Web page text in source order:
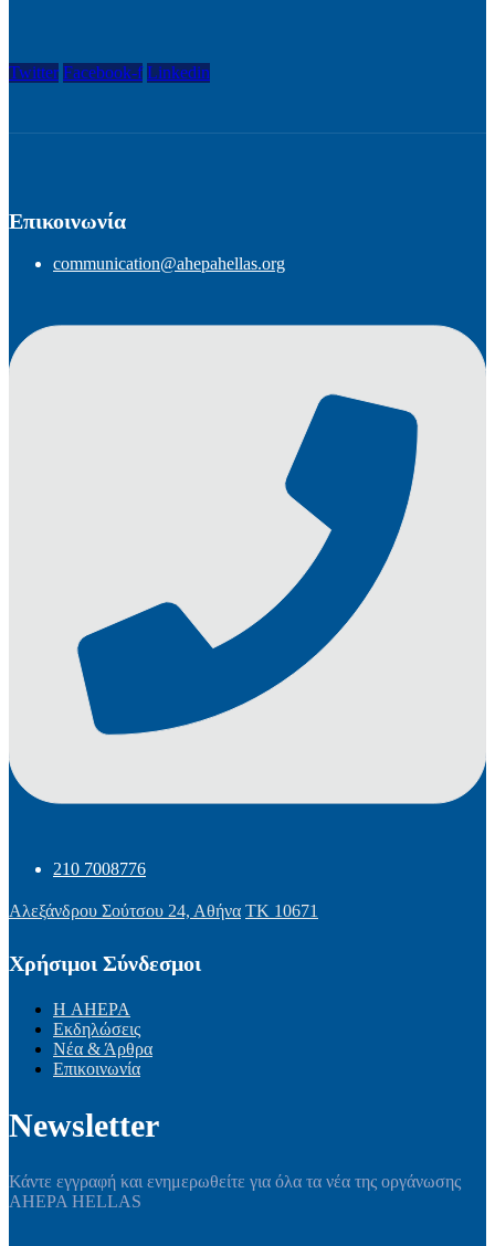
Twitter Facebook-f Linkedin
Επικοινωνία
communication@ahepahellas.org
210 7008776
Αλεξάνδρου Σούτσου 24, Αθήνα ΤΚ 10671
Χρήσιμοι Σύνδεσμοι
Η AHEPA
Εκδηλώσεις
Νέα & Άρθρα
Επικοινωνία
Newsletter
Κάντε εγγραφή και ενημερωθείτε για όλα τα νέα της οργάνωσης
AHEPA HELLAS